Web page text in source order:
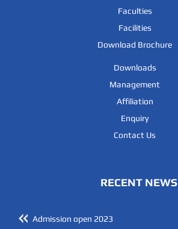
Faculties
Facilities
Download Brochure
Downloads
Management
Affiliation
Enquiry
Contact Us
RECENT NEWS
Admission open 2023